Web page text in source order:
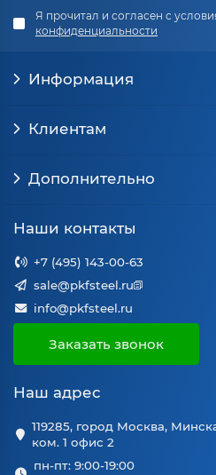
321
AISI
310S
20Х23Н18
Практические
При выборе нержавеющих
Толщина
элементы, 1,5–2 мм
перегородок, от 3 мм
нагрузкой.
Я прочитал и согласен с
конфиденциальности
Информация
Клиентам
Дополнительно
Наши контакты
+7 (495) 143-00-63
sale@pkfsteel.ru
info@pkfsteel.ru
Заказать звонок
Наш адрес
119285, город Москва,
ком. 1 офис 2
пн-пт: 9:00-19:00